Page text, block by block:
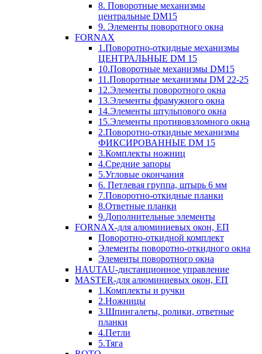
8. Поворотные механизмы
центральные DM15
9. Элементы поворотного окна
FORNAX
1.Поворотно-откидные механизмы
ЦЕНТРАЛЬНЫЕ DM 15
10.Поворотные механизмы DM15
11.Поворотные механизмы DM 22-25
12.Элементы поворотного окна
13.Элементы фрамужного окна
14.Элементы штульпового окна
15.Элементы противовзломного окна
2.Поворотно-откидные механизмы
ФИКСИРОВАННЫЕ DM 15
3.Комплекты ножниц
4.Средние запоры
5.Угловые окончания
6. Петлевая группа, штырь 6 мм
7.Поворотно-откидные планки
8.Ответные планки
9.Дополнительные элементы
FORNAX-для алюминиевых окон, ЕП
Поворотно-откидной комплект
Элементы поворотно-откидного окна
Элементы поворотного окна
HAUTAU-дистанционное управление
MASTER-для алюминиевых окон, ЕП
1.Комплекты и ручки
2.Ножницы
3.Шпингалеты, ролики, ответные
планки
4.Петли
5.Тяга